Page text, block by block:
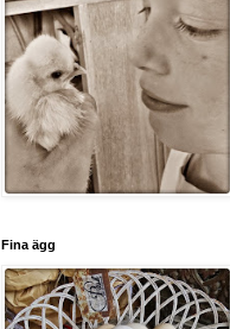
Fina ägg